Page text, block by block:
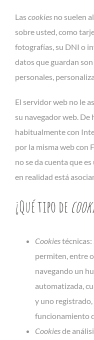
Las cookies no suelen
sobre usted, como
fotografías, su DNI o
datos que guardan
personales,
El servidor web no le
su navegador web. De
habitualmente con
por la misma web con
no se da cuenta que
en realidad está
¿Qué tipo de
Cookiestécnicas:
permiten, entre
navegando un
automatizada,
y uno registrado,
funcionamiento
Cookiesde